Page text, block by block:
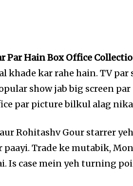
Par Hain Box Office
khade kar rahe hain. TV
show jab big screen
par picture bilkul alag
Rohitashv Gour starrer
paayi. Trade ke mutabik,
Is case mein yeh turning